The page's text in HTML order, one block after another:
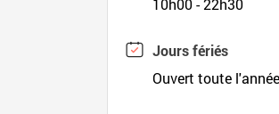
10h00 - 22h30
Jours fériés
Ouvert toute l'année